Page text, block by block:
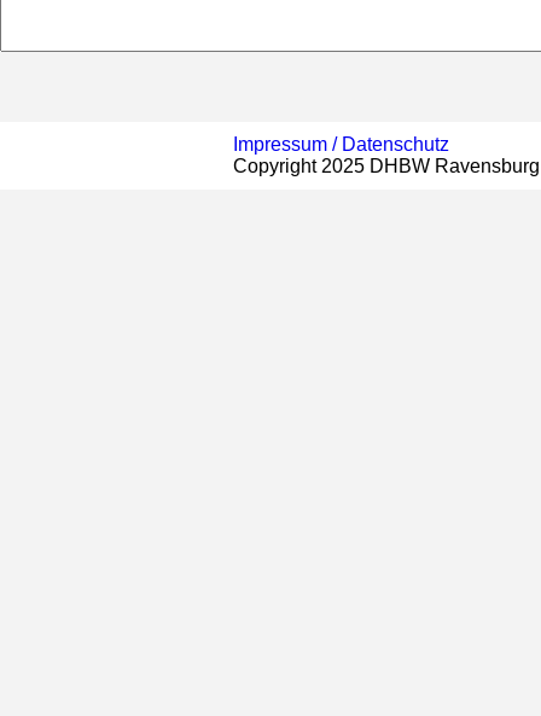
Impressum / Datenschutz
Copyright 2025 DHBW Ravensburg